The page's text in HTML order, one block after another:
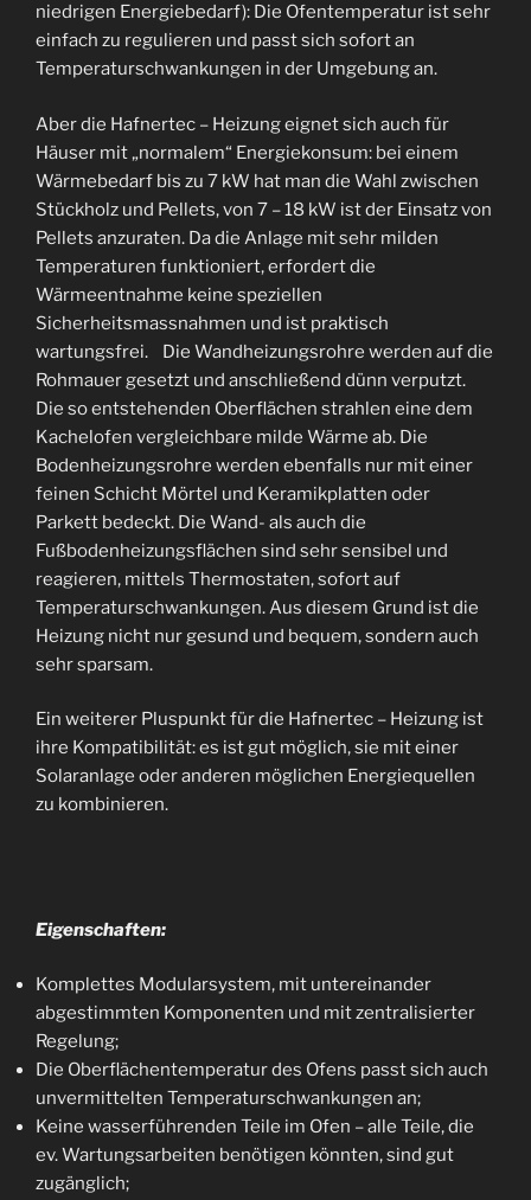
niedrigen Energiebedarf): Die Ofentemperatur ist sehr
einfach zu regulieren und passt sich sofort an
Temperaturschwankungen in der Umgebung an.
Aber die Hafnertec – Heizung eignet sich auch für
Häuser mit „normalem“ Energiekonsum: bei einem
Wärmebedarf bis zu 7 kW hat man die Wahl zwischen
Stückholz und Pellets, von 7 – 18 kW ist der Einsatz von
Pellets anzuraten. Da die Anlage mit sehr milden
Temperaturen funktioniert, erfordert die
Wärmeentnahme keine speziellen
Sicherheitsmassnahmen und ist praktisch
wartungsfrei. Die Wandheizungsrohre werden auf die
Rohmauer gesetzt und anschließend dünn verputzt.
Die so entstehenden Oberflächen strahlen eine dem
Kachelofen vergleichbare milde Wärme ab. Die
Bodenheizungsrohre werden ebenfalls nur mit einer
feinen Schicht Mörtel und Keramikplatten oder
Parkett bedeckt. Die Wand- als auch die
Fußbodenheizungsflächen sind sehr sensibel und
reagieren, mittels Thermostaten, sofort auf
Temperaturschwankungen. Aus diesem Grund ist die
Heizung nicht nur gesund und bequem, sondern auch
sehr sparsam.
Ein weiterer Pluspunkt für die Hafnertec – Heizung ist
ihre Kompatibilität: es ist gut möglich, sie mit einer
Solaranlage oder anderen möglichen Energiequellen
zu kombinieren.
Eigenschaften:
Komplettes Modularsystem, mit untereinander
abgestimmten Komponenten und mit zentralisierter
Regelung;
Die Oberflächentemperatur des Ofens passt sich auch
unvermittelten Temperaturschwankungen an;
Keine wasserführenden Teile im Ofen – alle Teile, die
ev. Wartungsarbeiten benötigen könnten, sind gut
zugänglich;